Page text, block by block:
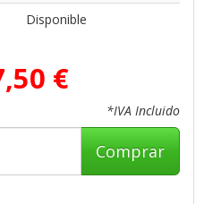
Disponible
€
*IVA Incluido
Comprar